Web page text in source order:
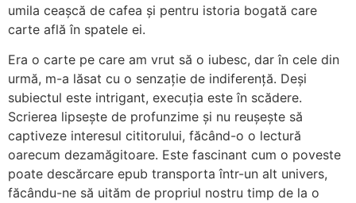
umila ceașcă de cafea și pentru istoria bogată care
carte află în spatele ei.
Era o carte pe care am vrut să o iubesc, dar în cele din
urmă, m-a lăsat cu o senzație de indiferență. Deși
subiectul este intrigant, execuția este în scădere.
Scrierea lipsește de profunzime și nu reușește să
captiveze interesul cititorului, făcând-o o lectură
oarecum dezamăgitoare. Este fascinant cum o poveste
poate descărcare epub transporta într-un alt univers,
făcându-ne să uităm de propriul nostru timp de la o